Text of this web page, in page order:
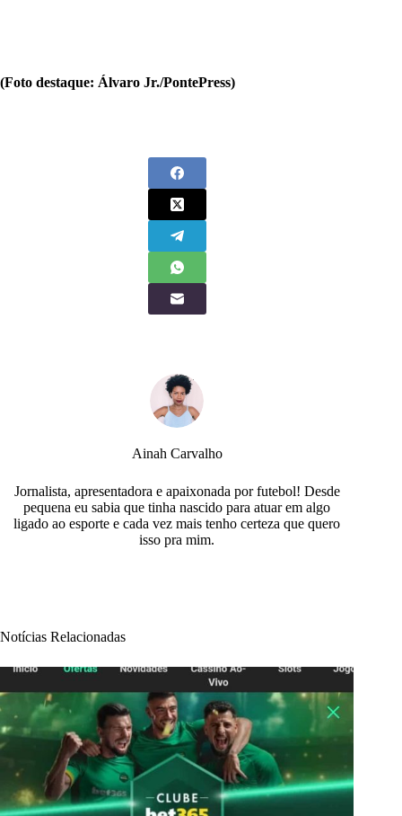
(Foto destaque: Álvaro Jr./PontePress)
Ainah Carvalho
Jornalista, apresentadora e apaixonada por futebol! Desde
pequena eu sabia que tinha nascido para atuar em algo
ligado ao esporte e cada vez mais tenho certeza que quero
isso pra mim.
Notícias Relacionadas